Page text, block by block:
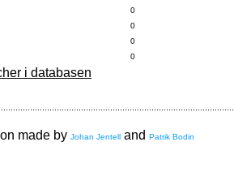
0
0
0
0
i databasen
made by Johan Jentell and Patrik Bodin